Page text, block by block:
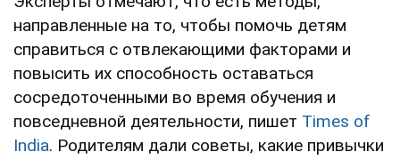
направленные на то, чтобы помочь детям
справиться с отвлекающими факторами и
повысить их способность оставаться
сосредоточенными во время обучения и
повседневной деятельности, пишет Times of
India. Родителям дали советы, какие привычки